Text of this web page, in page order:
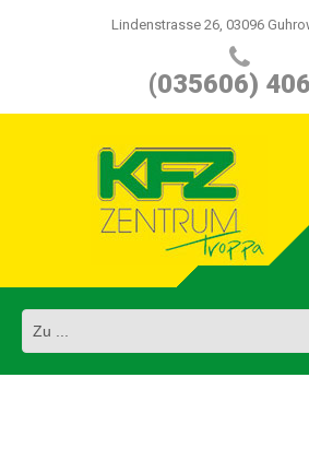
Lindenstrasse 26, 03096
(035606)